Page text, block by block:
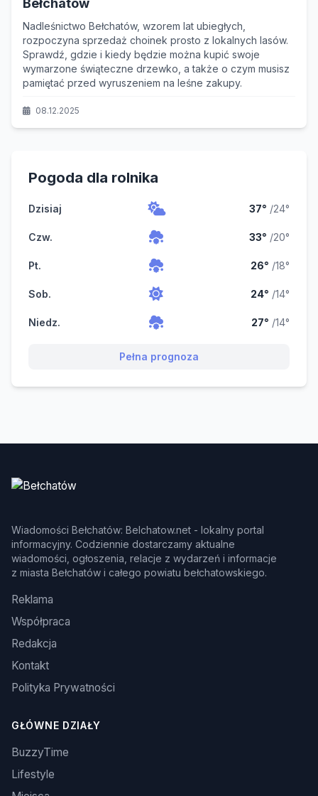
Bełchatów
Nadleśnictwo Bełchatów, wzorem lat ubiegłych,
rozpoczyna sprzedaż choinek prosto z lokalnych lasów.
Sprawdź, gdzie i kiedy będzie można kupić swoje
wymarzone świąteczne drzewko, a także o czym musisz
pamiętać przed wyruszeniem na leśne zakupy.
08.12.2025
Pogoda dla rolnika
Dzisiaj 37° /24°
Czw. 33° /20°
Pt. 26° /18°
Sob. 24° /14°
Niedz. 27° /14°
Pełna prognoza
Wiadomości Bełchatów: Belchatow.net - lokalny portal
informacyjny. Codziennie dostarczamy aktualne
wiadomości, ogłoszenia, relacje z wydarzeń i informacje
z miasta Bełchatów i całego powiatu bełchatowskiego.
Reklama
Współpraca
Redakcja
Kontakt
Polityka Prywatności
GŁÓWNE DZIAŁY
BuzzyTime
Lifestyle